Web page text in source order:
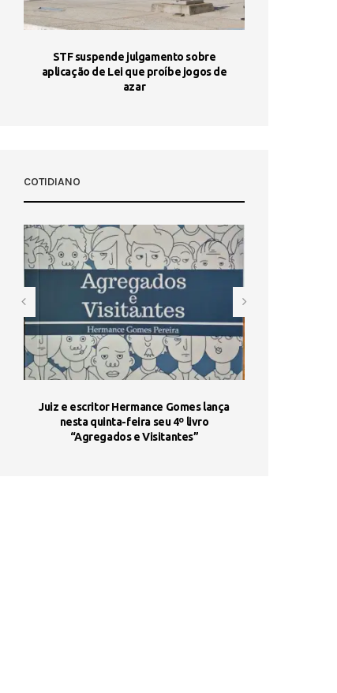
STF suspende julgamento sobre
aplicação de Lei que proíbe jogos de
azar
COTIDIANO
Juiz e escritor Hermance Gomes lança
nesta quinta-feira seu 4º livro
“Agregados e Visitantes”